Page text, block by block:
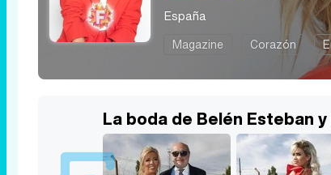
España
Magazine Corazón
La boda de Belén Esteban